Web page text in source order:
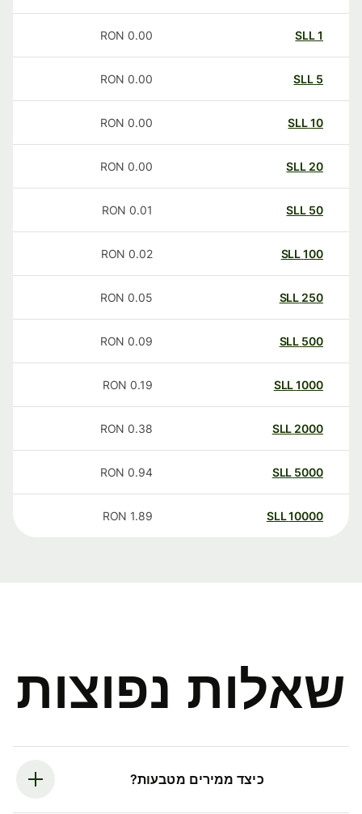
SLL
0.00
RON
SLL
0.00
RON
SLL
0.00
RON
20
SLL
0.00
RON
50
SLL
0.01
RON
100
SLL
0.02
RON
250
SLL
0.05
RON
500
SLL
0.09
RON
1000
SLL
0.19
RON
2000
SLL
0.38
RON
5000
SLL
0.94
RON
10000
SLL
1.89
RON
שאלות נפוצות
כיצד ממירים מטבעות?